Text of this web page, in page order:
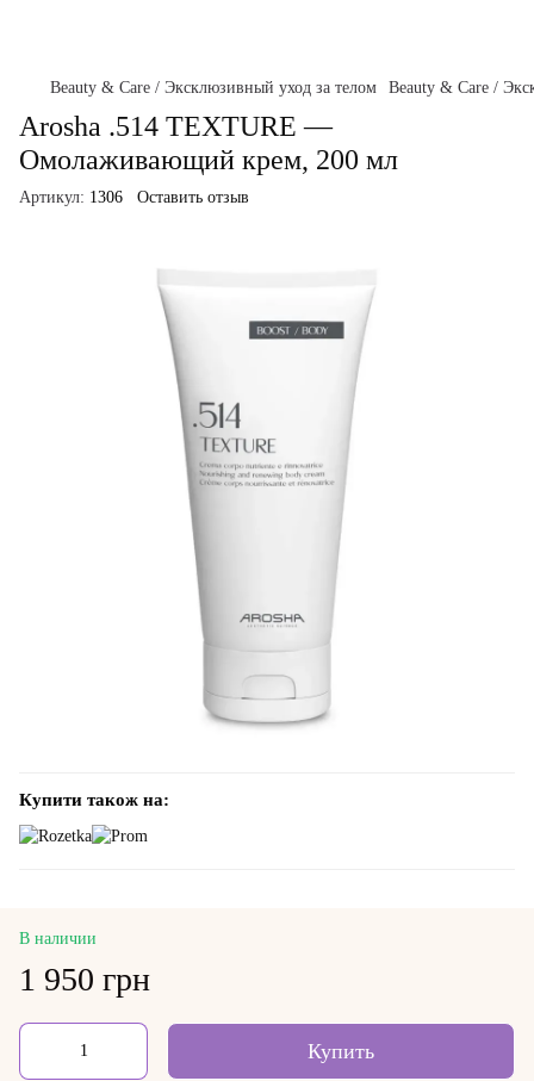
Beauty & Care / Эксклюзивный уход за телом Beauty & Care /
Arosha .514 TEXTURE —
Омолаживающий крем, 200 мл
Артикул: 1306 Оставить отзыв
Купити також на:
В наличии
1 950 грн
Купить